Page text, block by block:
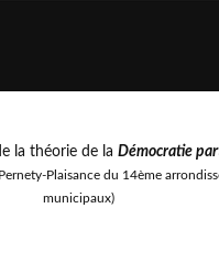
la théorie de la Démocratie
Plaisance du 14ème
municipaux)